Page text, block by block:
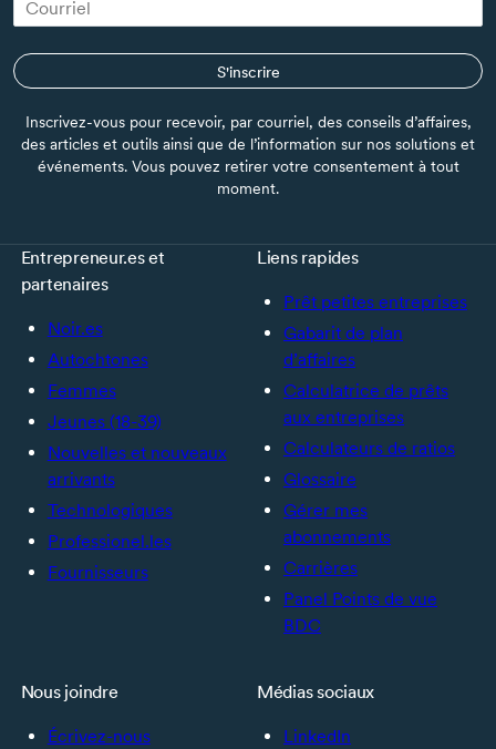
S'inscrire
Inscrivez-vous pour recevoir, par courriel, des conseils d’affaires,
des articles et outils ainsi que de l’information sur nos solutions et
événements. Vous pouvez retirer votre consentement à tout
moment.
Entrepreneur.es et
partenaires
Noir.es
Autochtones
Femmes
Jeunes (18-39)
Nouvelles et nouveaux
arrivants
Technologiques
Professionel.les
Fournisseurs
Liens rapides
Prêt petites entreprises
Gabarit de plan
d’affaires
Calculatrice de prêts
aux entreprises
Calculateurs de ratios
Glossaire
Gérer mes
abonnements
Carrières
Panel Points de vue
BDC
Nous joindre
Écrivez-nous
Médias sociaux
LinkedIn